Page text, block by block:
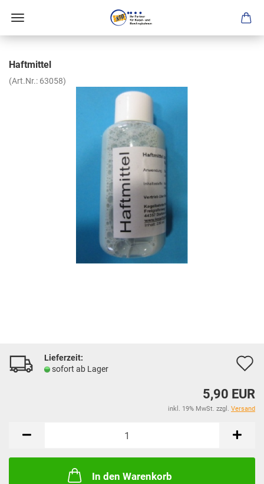
Haftmittel
(Art.Nr.: 63058)
Lieferzeit:
sofort ab Lager
5,90 EUR
inkl. 19% MwSt. zzgl. Versand
In den Warenkorb